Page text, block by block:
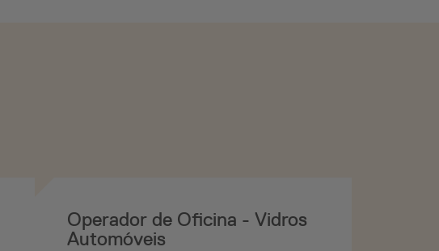
Operador de Oficina - Vidros
Automóveis